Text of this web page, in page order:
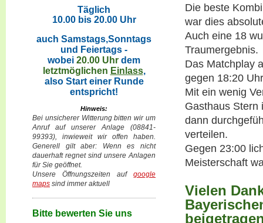
Täglich
10.00 bis 20.00 Uhr
auch Samstags,Sonntags
und Feiertags -
wobei 20.00 Uhr dem
letztmöglichen Einlass,
also Start einer Runde
entspricht!
Hinweis:
Bei unsicherer Witterung bitten wir um
Anruf auf unserer Anlage (08841-
99393), inwieweit wir offen haben.
Generell gilt aber: Wenn es nicht
dauerhaft regnet sind unsere Anlagen
für Sie geöffnet.
Unsere Öffnungszeiten auf google
maps sind immer aktuell
Bitte bewerten Sie uns
Die beste
war dies
Auch eine 18
Traumergebnis.
Das Matchplay
gegen 18:20
Mit ein wenig
Gasthaus Stern
dann
verteilen.
Gegen 23:00
Meisterschaft
Vielen